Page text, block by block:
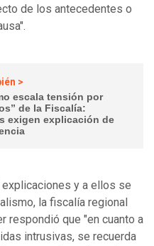
de los antecedentes o
>
escala tensión por
de la Fiscalía:
exigen explicación de
explicaciones y a ellos se
la fiscalía regional
respondió que "en cuanto a
intrusivas, se recuerda